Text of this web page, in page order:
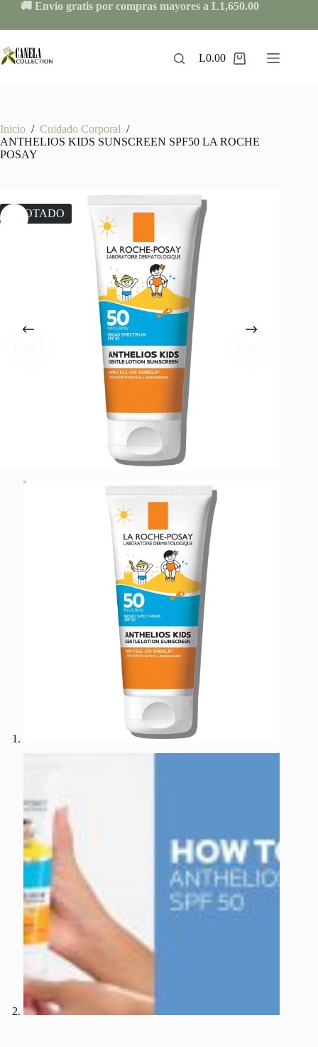
content
🚚 Envío gratis por compras mayores a L1,650.00
Shopping
L0.00
Inicio / Cuidado Corporal /
ANTHELIOS KIDS SUNSCREEN SPF50 LA ROCHE
POSAY
AGOTADO